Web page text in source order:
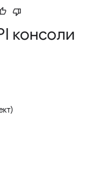
консоли